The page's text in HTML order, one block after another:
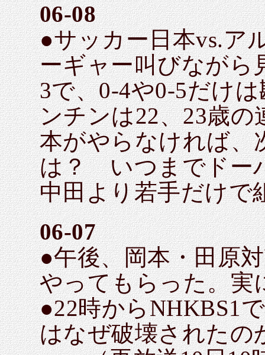
06-08
●サッカー日本vs.ア
ーギャー叫びながら
3で、0-4や0-5だけ
ンチンは22、23歳
本がやらなければ、
は？ いつまでドー
中田より若手だけで
06-07
●午後、岡本・田原
やってもらった。実
●22時からNHKBS1で
はなぜ破壊されたの